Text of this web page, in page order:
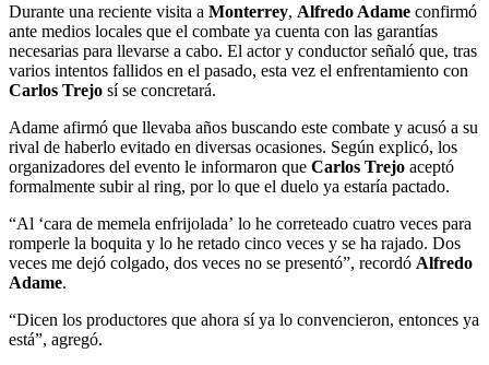
Durante una reciente visita a Monterrey, Alfredo Adame confirmó
ante medios locales que el combate ya cuenta con las garantías
necesarias para llevarse a cabo. El actor y conductor señaló que, tras
varios intentos fallidos en el pasado, esta vez el enfrentamiento con
Carlos Trejo sí se concretará.
Adame afirmó que llevaba años buscando este combate y acusó a su
rival de haberlo evitado en diversas ocasiones. Según explicó, los
organizadores del evento le informaron que Carlos Trejo aceptó
formalmente subir al ring, por lo que el duelo ya estaría pactado.
“Al ‘cara de memela enfrijolada’ lo he correteado cuatro veces para
romperle la boquita y lo he retado cinco veces y se ha rajado. Dos
veces me dejó colgado, dos veces no se presentó”, recordó Alfredo
Adame.
“Dicen los productores que ahora sí ya lo convencieron, entonces ya
está”, agregó.